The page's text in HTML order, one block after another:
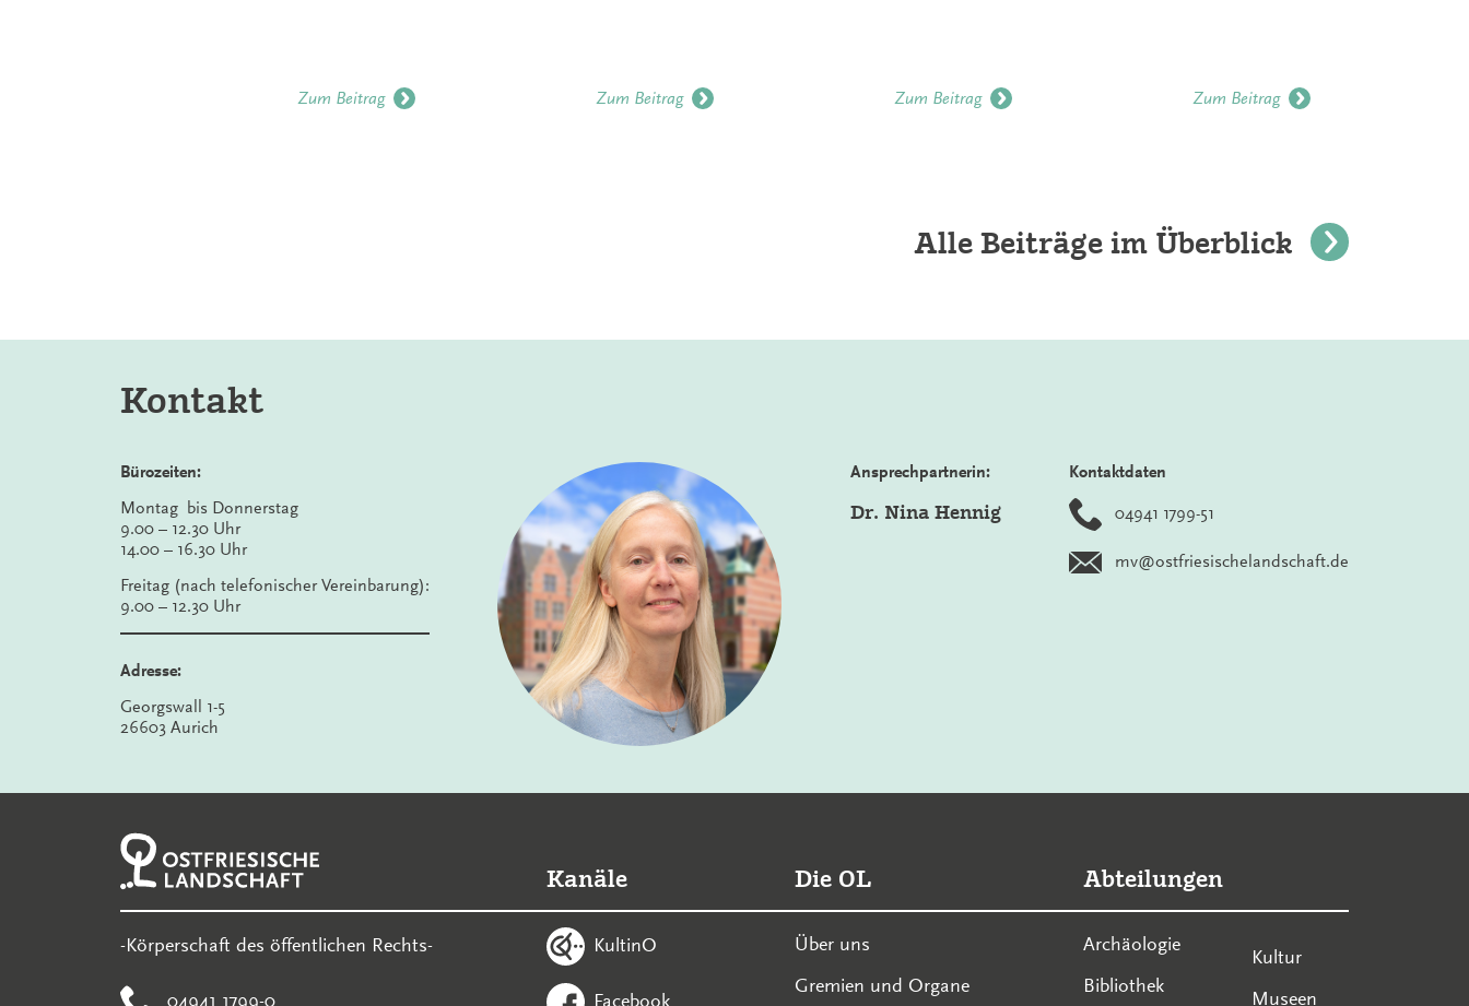
Zum Beitrag Zum Beitrag Zum Beitrag Zum Beitrag
Alle Beiträge im Überblick
Kontakt
Bürozeiten:
Montag bis Donnerstag
9.00 – 12.30 Uhr
14.00 – 16.30 Uhr
Freitag (nach telefonischer Vereinbarung):
9.00 – 12.30 Uhr
Adresse:
Georgswall 1-5
26603 Aurich
Ansprechpartnerin:
Dr. Nina Hennig
Kontaktdaten
04941 1799-51
mv@ostfriesischelandschaft.de
-Körperschaft des öffentlichen Rechts-
04941 1799-0
Kanäle
KultinO
Facebook
Die OL
Über uns
Gremien und Organe
Abteilungen
Archäologie
Bibliothek
Kultur
Museen